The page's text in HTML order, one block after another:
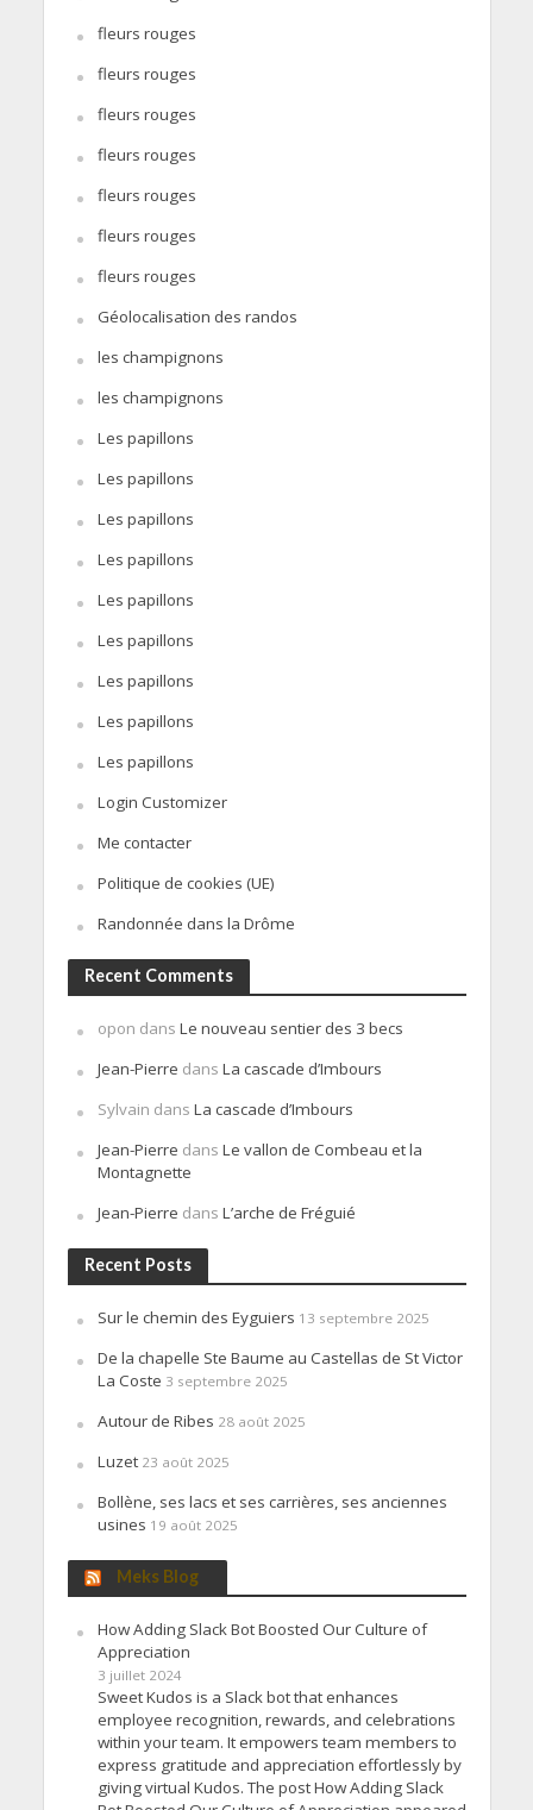
fleurs rouges
fleurs rouges
fleurs rouges
fleurs rouges
fleurs rouges
fleurs rouges
fleurs rouges
Géolocalisation des randos
les champignons
les champignons
Les papillons
Les papillons
Les papillons
Les papillons
Les papillons
Les papillons
Les papillons
Les papillons
Les papillons
Login Customizer
Me contacter
Politique de cookies (UE)
Randonnée dans la Drôme
Recent Comments
opon dans Le nouveau sentier des 3 becs
Jean-Pierre dans La cascade d’Imbours
Sylvain dans La cascade d’Imbours
Jean-Pierre dans Le vallon de Combeau et la
Montagnette
Jean-Pierre dans L’arche de Fréguié
Recent Posts
Sur le chemin des Eyguiers 13 septembre 2025
De la chapelle Ste Baume au Castellas de St Victor
La Coste 3 septembre 2025
Autour de Ribes 28 août 2025
Luzet 23 août 2025
Bollène, ses lacs et ses carrières, ses anciennes
usines 19 août 2025
Meks Blog
How Adding Slack Bot Boosted Our Culture of
Appreciation
3 juillet 2024
Sweet Kudos is a Slack bot that enhances
employee recognition, rewards, and celebrations
within your team. It empowers team members to
express gratitude and appreciation effortlessly by
giving virtual Kudos. The post How Adding Slack